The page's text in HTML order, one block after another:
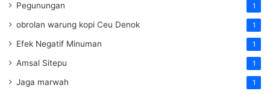
Pegunungan 1
obrolan warung kopi Ceu Denok 1
Efek Negatif Minuman 1
Amsal Sitepu 1
Jaga marwah 1